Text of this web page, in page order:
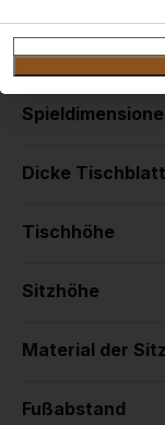
Abmessungen
Tischplatte (L x
Dicke Tischblatt
Tischhöhe
Sitzhöhe
Material der
Fußabstand